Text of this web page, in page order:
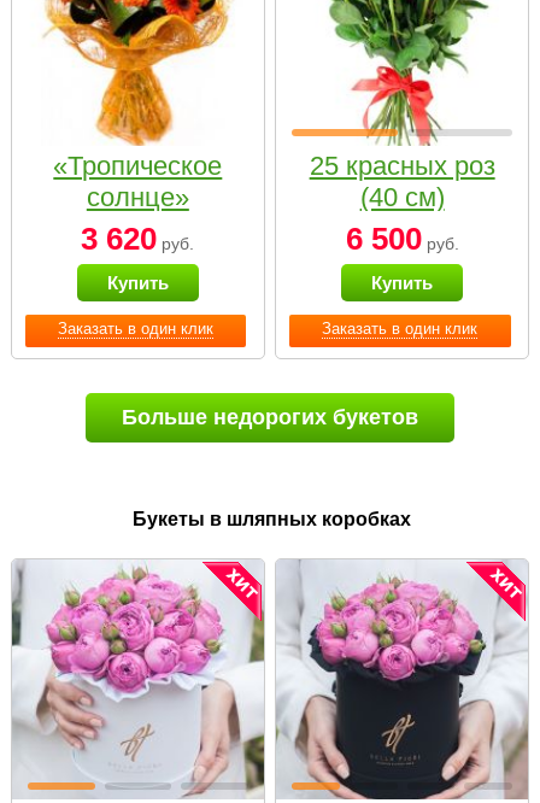
Заказать в один клик
«Тропическое
солнце»
3 620 руб.
Купить
Заказать в один клик
25 красных роз
(40 см)
6 500руб.
Купить
Больше недорогих букетов
Букеты в шляпных коробках